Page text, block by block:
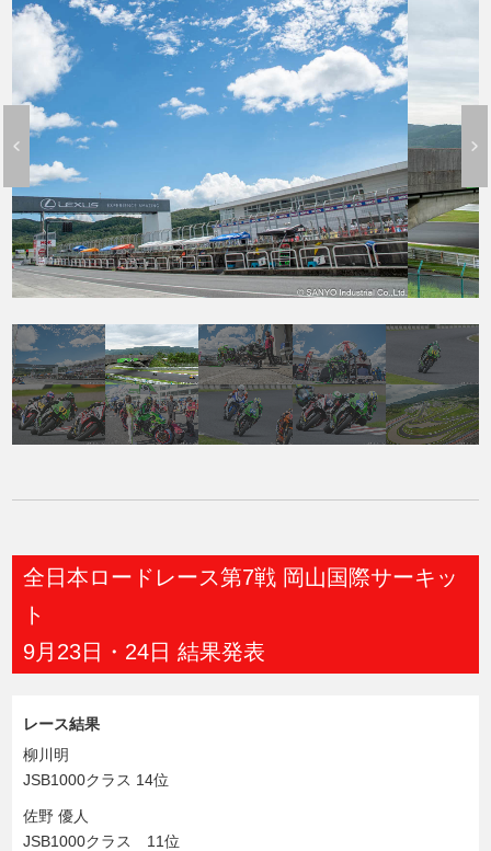
全日本ロードレース第7戦 岡山国際サーキッ
ト
9月23日・24日 結果発表
レース結果
柳川明
JSB1000クラス 14位
佐野 優人
JSB1000クラス 11位